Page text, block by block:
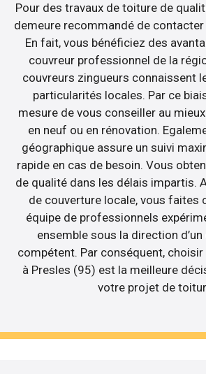
Pour des travaux de toiture de
demeure recommandé de
En fait, vous bénéficiez des
couvreur professionnel de la
couvreurs zingueurs connaissent
particularités locales. Par ce
mesure de vous conseiller au
en neuf ou en rénovation.
géographique assure un suivi
rapide en cas de besoin. Vous
de qualité dans les délais impartis.
de couverture locale, vous faites
équipe de professionnels
ensemble sous la direction d’un
compétent. Par conséquent,
à Presles (95) est la meilleure
votre projet de